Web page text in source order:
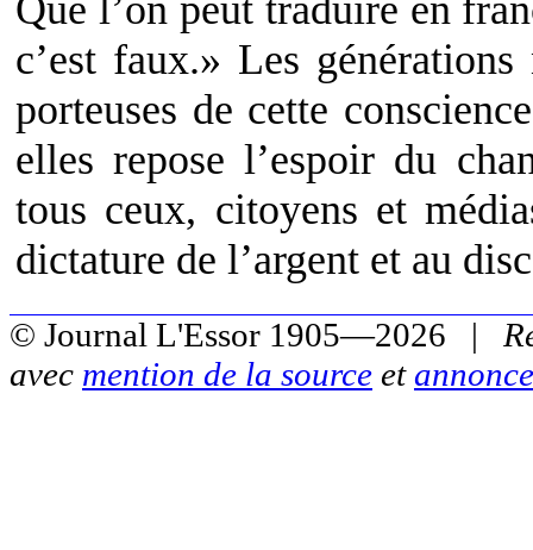
Que l’on peut traduire en
c’est faux.» Les
porteuses de cette
elles repose l’espoir du
tous ceux, citoyens et
dictature de l’argent et au
© Journal L'Essor 1905—2026 |
avec mention de la source et